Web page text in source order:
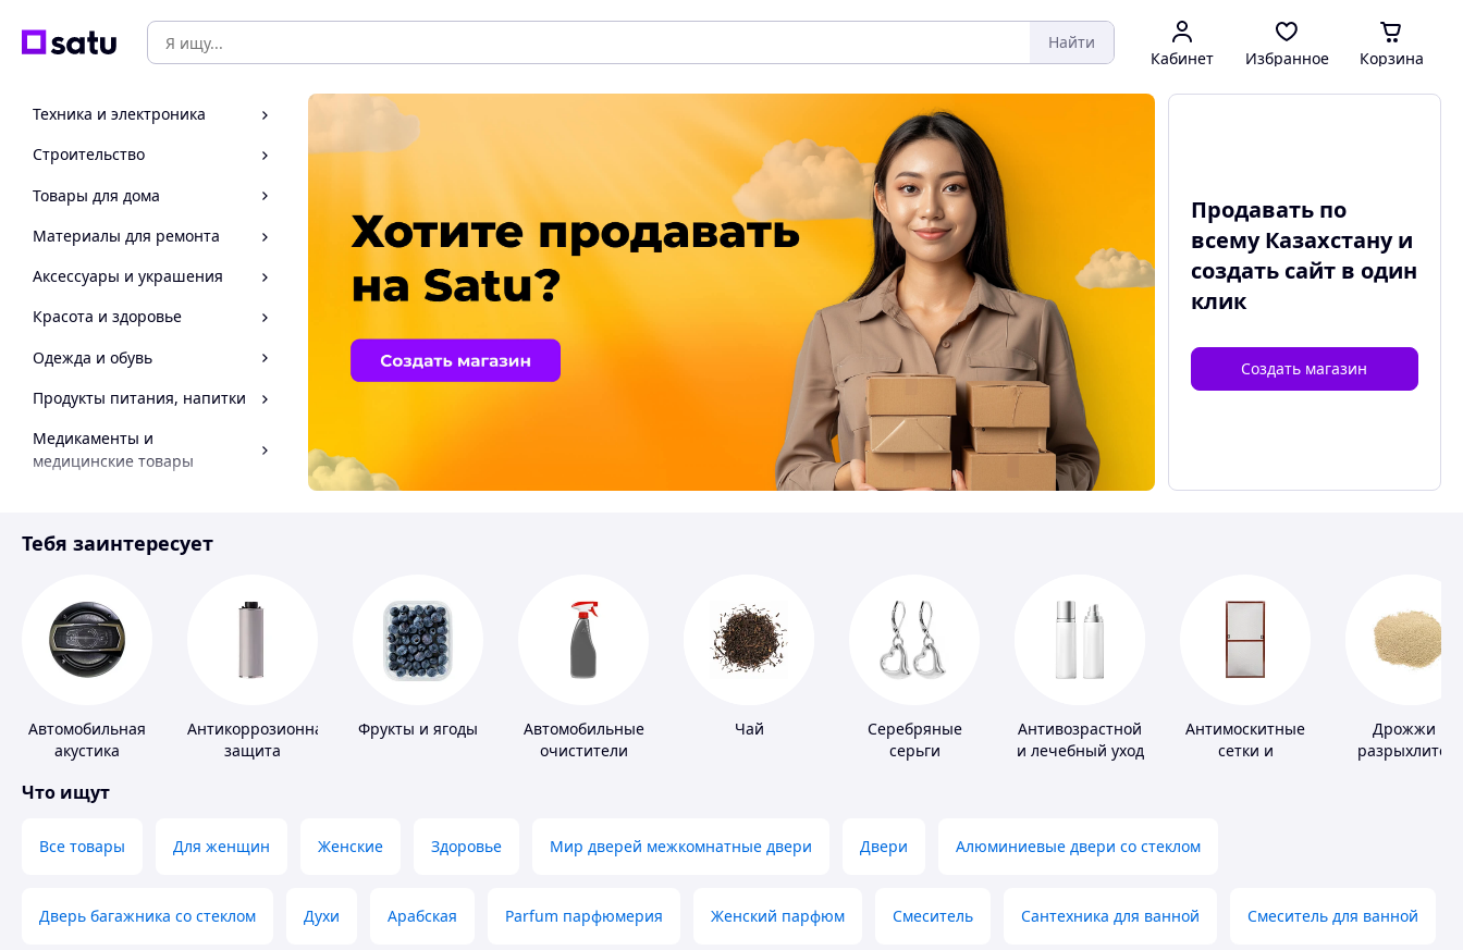
Найти
Кабинет Избранное Корзина
Техника и электроника
Строительство
Товары для дома
Материалы для ремонта
Аксессуары и украшения
Красота и здоровье
Одежда и обувь
Продукты питания, напитки
Медикаменты и
медицинские товары
Инструмент
Продавать по
всему Казахстану и
создать сайтв один
клик
Создать магазин
Тебя заинтересует
Автомобильная
акустика
Антикоррозионная
защита
Фрукты и ягоды
Автомобильные
очистители
Чай
Серебряные
серьги
Антивозрастной
и лечебный уход
Антимоскитные
сетки и
Дрожжи и
Что ищут
Все товары Для женщин Женские Здоровье Мир дверей межкомнатные двери Двери Алюминиевые двери со стеклом
Дверь багажника со стеклом Духи Арабская Parfum парфюмерия Женский парфюм Смеситель Сантехника для ванной Смеситель для ванной